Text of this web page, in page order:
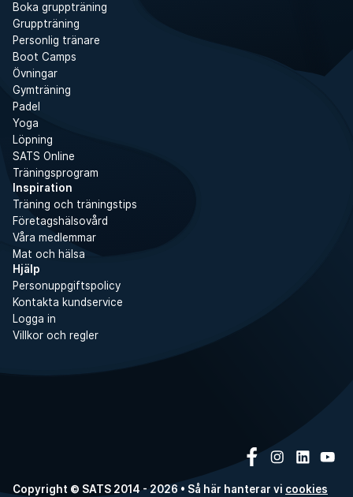
Boka gruppträning
Gruppträning
Personlig tränare
Boot Camps
Övningar
Gymträning
Padel
Yoga
Löpning
SATS Online
Träningsprogram
Inspiration
Träning och träningstips
Företagshälsovård
Våra medlemmar
Mat och hälsa
Hjälp
Personuppgiftspolicy
Kontakta kundservice
Logga in
Villkor och regler
Copyright © SATS 2014 - 2026 • Så här hanterar vi cookies